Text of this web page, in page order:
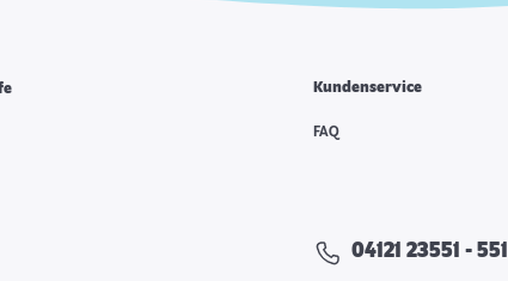
Kundenservice
FAQ
04121 23551 - 551